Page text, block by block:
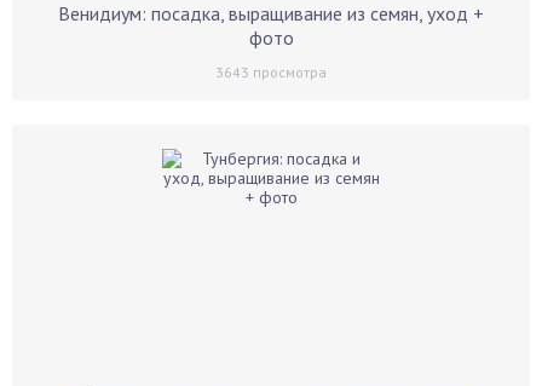
Венидиум: посадка, выращивание из семян, уход +
фото
3643 просмотра